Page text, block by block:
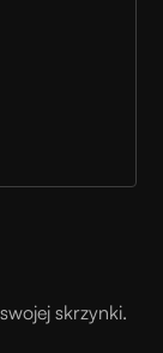
skrzynki.